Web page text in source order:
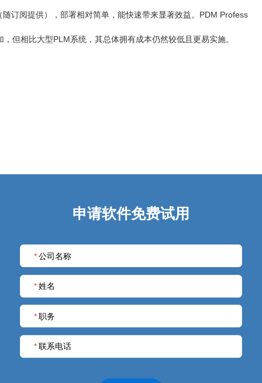
订阅提供），部署相对简单，能快速带来显著效益。PDM Profess
但相比大型PLM系统，其总体拥有成本仍然较低且更易实施。
申请软件免费试用
* 公司名称
* 姓名
* 职务
* 联系电话